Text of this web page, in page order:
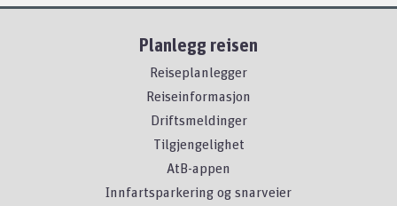
Planlegg reisen
Reiseplanlegger
Reiseinformasjon
Driftsmeldinger
Tilgjengelighet
AtB-appen
Innfartsparkering og snarveier